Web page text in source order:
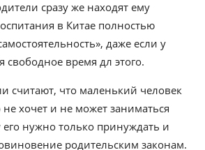
сразу же находят ему
в Китае полностью
даже если у
свободное время дл этого.
считают, что маленький человек
не хочет и не может заниматься
нужно только принуждать и
родительским законам.